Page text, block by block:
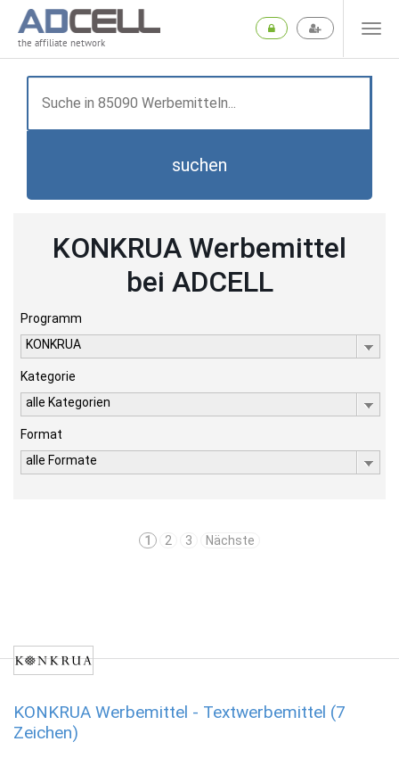
the affiliate network
suchen
KONKRUA Werbemittel
bei ADCELL
Programm
KONKRUA
Kategorie
alle Kategorien
Format
alle Formate
1 2 3 Nächste
KONKRUA Werbemittel - Textwerbemittel (7
Zeichen)